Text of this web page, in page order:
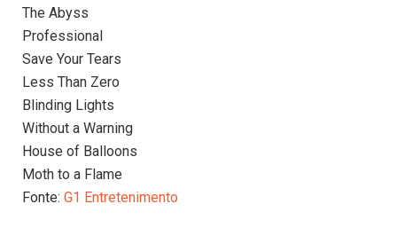
The Abyss
Professional
Save Your Tears
Less Than Zero
Blinding Lights
Without a Warning
House of Balloons
Moth to a Flame
Fonte: G1 Entretenimento